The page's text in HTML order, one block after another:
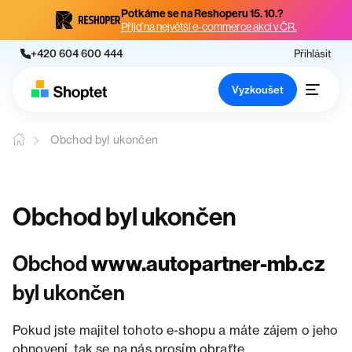
Potkáme se na Reshoperu 15. 10.?
Přijď na největší e-commerce akci v ČR.
+420 604 600 444 Přihlásit
Vyzkoušet
Obchod byl ukončen
Obchod byl ukončen
Obchodwww.autopartner-mb.cz
byl ukončen
Pokud jste majitel tohoto e-shopu a máte zájem o jeho
obnovení, tak se na nás prosím obraťte.